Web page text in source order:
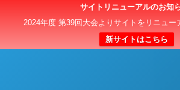
サイトリニューアルのお知
2024年度 第39回大会よりサイトをリニュー
新サイトはこちら
日本クラブユースサッカー選手